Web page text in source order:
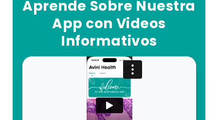
Aprende Sobre Nuestra
App con Videos
Informativos